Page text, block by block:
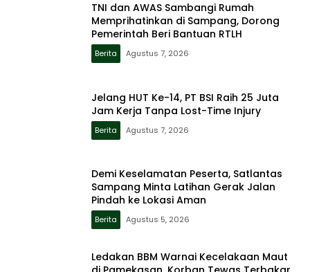
TNI dan AWAS Sambangi Rumah
Memprihatinkan di Sampang, Dorong
Pemerintah Beri Bantuan RTLH
Berita Agustus 7, 2026
Jelang HUT Ke-14, PT BSI Raih 25 Juta
Jam Kerja Tanpa Lost-Time Injury
Berita Agustus 7, 2026
Demi Keselamatan Peserta, Satlantas
Sampang Minta Latihan Gerak Jalan
Pindah ke Lokasi Aman
Berita Agustus 5, 2026
Ledakan BBM Warnai Kecelakaan Maut